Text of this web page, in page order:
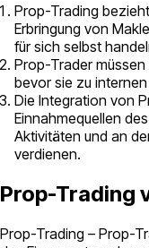
Prop-Trading
Erbringung von
für sich selbst
Prop-Trader
bevor sie zu
Die Integration von
Einnahmequellen
Aktivitäten und an
verdienen.
Prop-Trading
Prop-Trading – Prop-